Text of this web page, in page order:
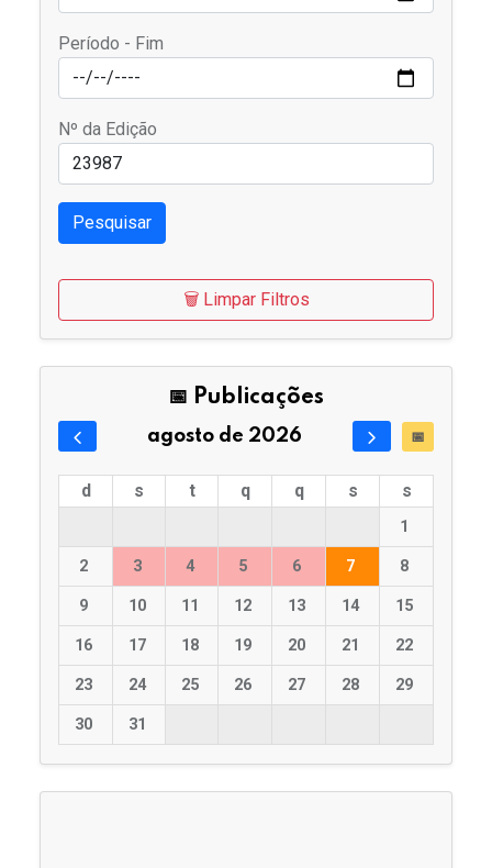
Período - Fim
Nº da Edição
Pesquisar
🗑️ Limpar Filtros
📅 Publicações
agosto de 2026 📅
d s t q q s s
1
2 3 4 5 6 7 8
9 10 11 12 13 14 15
16 17 18 19 20 21 22
23 24 25 26 27 28 29
30 31